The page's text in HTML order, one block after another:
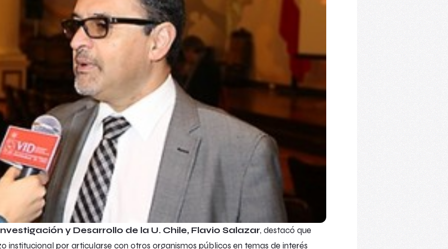
y Desarrollo de la U. Chile, Flavio Salazar, destacó que
institucional por articularse con otros organismos públicos en temas de interés